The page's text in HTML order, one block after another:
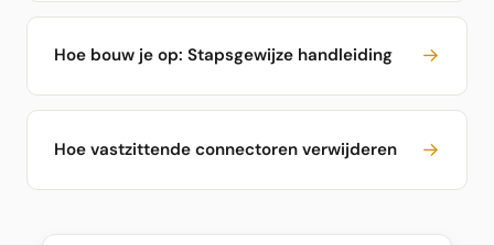
Hoe bouw je op: Stapsgewijze handleiding →
Hoe vastzittende connectoren verwijderen →